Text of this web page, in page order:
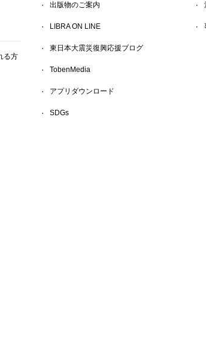
る方
出版物のご案内
LIBRA ON LINE
東日本大震災復興応援ブログ
TobenMedia
アプリダウンロード
SDGs